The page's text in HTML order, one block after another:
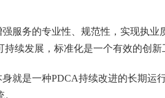
服务的专业性、规范性，实现执
续发展，标准化是一个有效的创新
就是一种PDCA持续改进的长期运